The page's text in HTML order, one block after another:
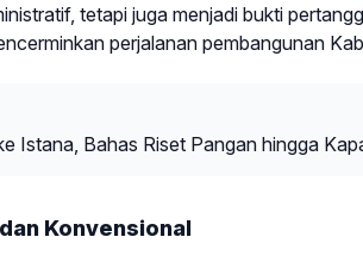
tetapi juga menjadi bukti
perjalanan pembangunan
Istana, Bahas Riset Pangan hingga
dan Konvensional